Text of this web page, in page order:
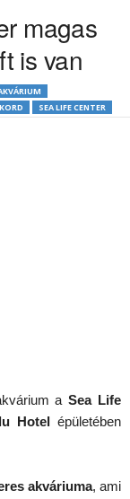
magas
is van
SEA LIFE CENTER
aSea Life
Hotel épületében
akváriuma, ami